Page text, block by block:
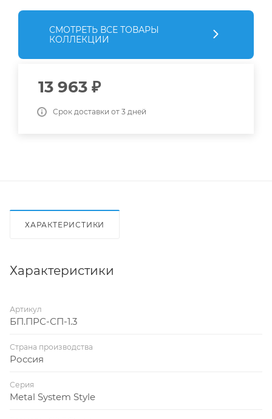
СМОТРЕТЬ ВСЕ ТОВАРЫ
КОЛЛЕКЦИИ
13 963 ₽
Срок доставки от 3 дней
ХАРАКТЕРИСТИКИ
Характеристики
Артикул
БП.ПРС-СП-1.3
Страна производства
Россия
Серия
Metal System Style